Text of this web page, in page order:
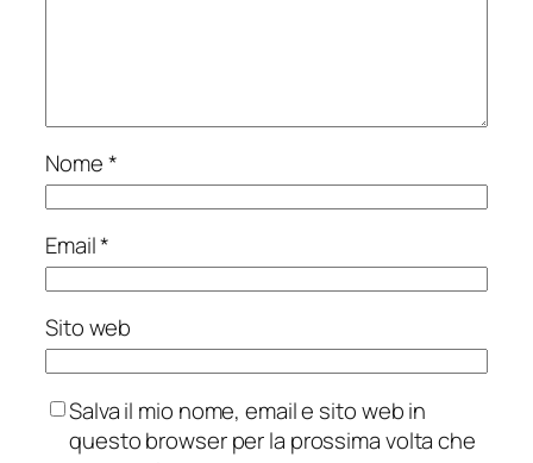
Nome*
Email*
Sito web
Salva il mio nome, email e sito web in
questo browser per la prossima volta che